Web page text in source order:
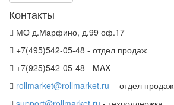
Контакты
МО д.Марфино, д.99 оф.17
+7(495)542-05-48 - отдел продаж
+7(925)542-05-48 - MAX
rollmarket@rollmarket.ru - отдел продаж